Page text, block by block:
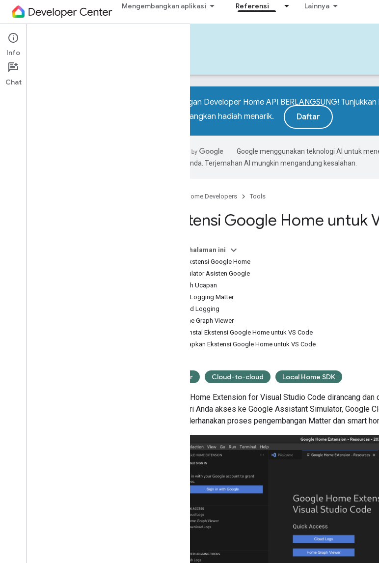
Mengembangkan aplikasi Referensi Lainnya
Tools
Alat
Tantangan Developer Home API BERLANGSUNG!
memenangkan hadiah menarik.
Daftar
Google menggunakan teknologi AI untuk
pilihan Anda. Terjemahan AI mungkin mengandung kesalahan.
Google Home Developers Tools
Ekstensi Google Home untuk
Pada halaman ini
Fitur Ekstensi Google Home
Simulator Asisten Google
Batch Ucapan
Alat Logging Matter
Cloud Logging
Home Graph Viewer
Menginstal Ekstensi Google Home untuk VS Code
Menyiapkan Ekstensi Google Home untuk VS Code
Matter Cloud-to-cloud Local Home SDK
Google Home Extension for Visual Studio Code dirancang dan
memberi Anda akses ke Google Assistant Simulator, Google
menyederhanakan proses pengembangan Matter dan smart
Info
Chat